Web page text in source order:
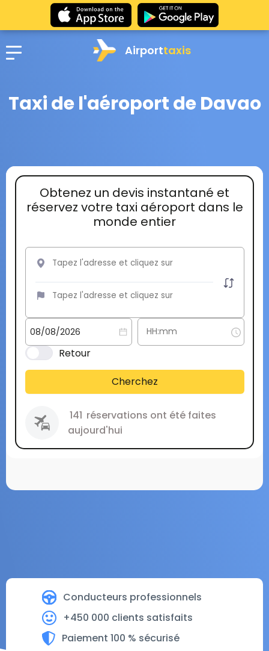
Airporttaxis
Taxi de l'aéroport de Davao
Conducteurs professionnels
+450 000 clients satisfaits
Paiement 100 % sécurisé
Obtenez un devis instantané et
réservez votre taxi aéroport dans le
monde entier
Retour
Cherchez
141 réservations ont été faites
aujourd'hui